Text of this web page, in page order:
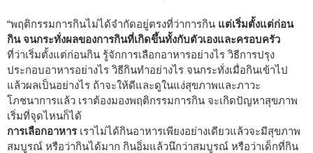
“พฤติกรรมการกินไม่ได้จำกัดอยู่ตรงที่ว่าการกิน แต่เริ่มตั้งแต่ก่อน
กิน จนกระทั่งผลของการกินที่เกิดขึ้นทั้งกับตัวเองและครอบครัว
ที่ว่าเริ่มตั้งแต่ก่อนกิน รู้จักการเลือกอาหารอย่างไร วิธีการปรุง
ประกอบอาหารอย่างไร วิธีกินทำอย่างไร จนกระทั่งเมื่อกินเข้าไป
แล้วผลเป็นอย่างไร ถ้าจะให้ดีและดูในแง่สุขภาพและภาวะ
โภชนาการแล้ว เราต้องมองพฤติกรรมการกิน จะเกิดปัญหาสุขภาพ
เริ่มที่จุดไหนก็ได้
การเลือกอาหาร เราไม่ได้กินอาหารเพียงอย่างเดียวแล้วจะมีสุขภาพ
สมบูรณ์ หรือว่ากินได้มาก กินอิ่มแล้วนึกว่าสมบูรณ์ หรือว่าเด็กที่กิน